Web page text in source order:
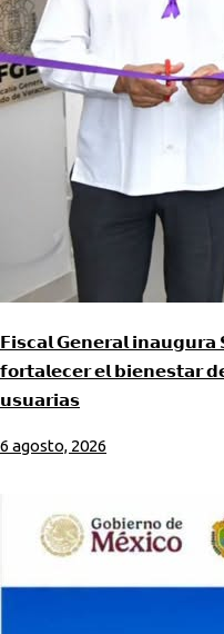
𝗙𝗶𝘀𝗰𝗮𝗹 𝗚𝗲𝗻𝗲𝗿𝗮𝗹
𝗳𝗼𝗿𝘁𝗮𝗹𝗲𝗰𝗲𝗿 𝗲𝗹 𝗯𝗶𝗲𝗻𝗲𝘀𝘁𝗮𝗿
𝘂𝘀𝘂𝗮𝗿𝗶𝗮𝘀
6 agosto, 2026